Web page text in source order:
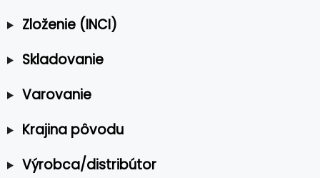
Zloženie (INCI)
Skladovanie
Varovanie
Krajina pôvodu
Výrobca/distribútor